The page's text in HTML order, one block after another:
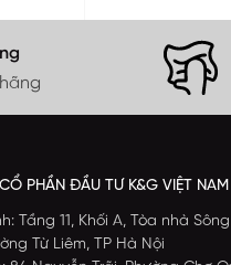
PHẦN ĐẦU TƯ K&G VIỆT NAM
Tầng 11, Khối A, Tòa nhà
Từ Liêm, TP Hà Nội